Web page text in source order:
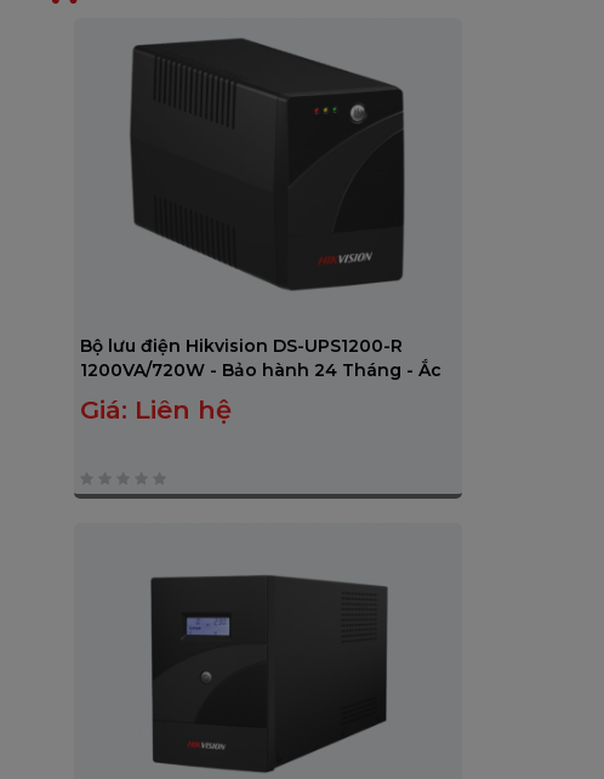
Bộ lưu điện Hikvision DS-UPS1200-R
1200VA/720W - Bảo hành 24 Tháng - Ắc
Giá: Liên hệ